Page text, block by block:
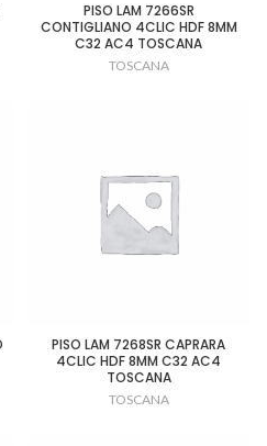
PISO LAM 7266SR
CONTIGLIANO 4CLIC HDF 8MM
C32 AC4 TOSCANA
TOSCANA
PISO LAM 7268SR CAPRARA
4CLIC HDF 8MM C32 AC4
TOSCANA
TOSCANA